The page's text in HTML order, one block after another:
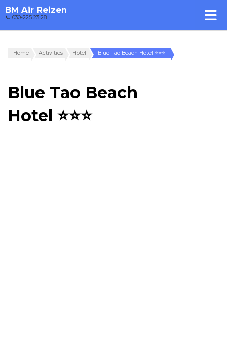
BM Air Reizen
📞 030-225 23 28
Home Activities Hotel Blue Tao Beach Hotel ⭐⭐⭐
Blue Tao Beach
Hotel ⭐⭐⭐